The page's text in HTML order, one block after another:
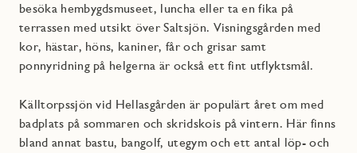
besöka hembygdsmuseet, luncha eller ta en fika på
terrassen med utsikt över Saltsjön. Visningsgården med
kor, hästar, höns, kaniner, får och grisar samt
ponnyridning på helgerna är också ett fint utflyktsmål.
Källtorpssjön vid Hellasgården är populärt året om med
badplats på sommaren och skridskois på vintern. Här finns
bland annat bastu, bangolf, utegym och ett antal löp- och